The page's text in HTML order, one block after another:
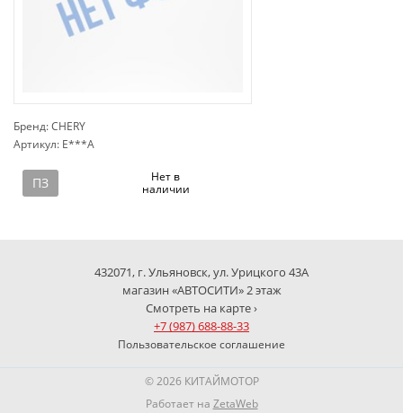
Бренд: CHERY
Артикул: E***A
ПЗ
Нет в
наличии
432071, г. Ульяновск, ул. Урицкого 43А
магазин «АВТОСИТИ» 2 этаж
Смотреть на карте ›
+7 (987) 688-88-33
Пользовательское соглашение
© 2026 КИТАЙМОТОР
Работает на ZetaWeb